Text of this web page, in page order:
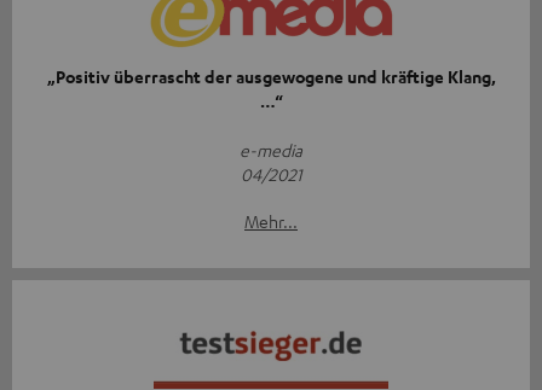
„Positiv überrascht der ausgewogene und kräftige Klang,
…“
e-media
04/2021
Mehr...